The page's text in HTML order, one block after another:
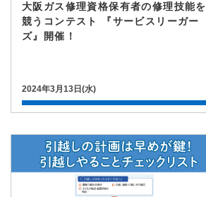
大阪ガス修理資格保有者の修理技能を
競うコンテスト 『サービスリーガー
ズ』開催！
2024年3月13日(水)